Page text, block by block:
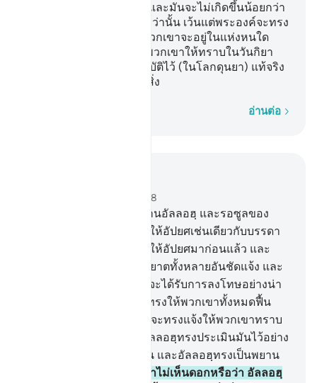
ทรงเป็นที่หกของพวกเขา และมันจะไม่เกิดขึ้นน้อยกว่า
นั้น และจะไม่เกิดขึ้นมากกว่านั้น เว้นแต่พระองค์จะทรง
อยู่ร่วมกับพวกเขา ไม่ว่าพวกเขาจะอยู่ในแห่งหนใด
แล้วพระองค์ก็จะทรงแจ้งพวกเขาให้ทราบในวันกิยา
มะฮฺ ถึงสิ่งที่พวกเขาได้ปฏิบัติไว้ (ในโลกดุนยา) แท้จริง
อัลลอฮฺเป็นผู้ทรงรอบรู้ทุกสิ่ง
อ่านต่อ
บท 58, หน้าหนังสือ 543, จุซ 28
[5] แท้จริงบรรดาผู้ต่อต้านอัลลอฮฺ และรอซูลของ
พระองค์ พวกเขาจะถูกทำให้อัปยศเช่นเดียวกับบรรดา
ก่อนหน้าพวกเขาได้ถูกทำให้อัปยศมาก่อนแล้ว และ
แน่นอน เราได้ประทานอายาตทั้งหลายอันชัดแจ้ง และ
สำหรับพวกปฏิเสธศรัทธาจะได้รับการลงโทษอย่างน่า
[6] วันที่อัลลอฮฺจะทรงให้พวกเขาทั้งหมดฟื้น
คืนชีพขึ้นมา แล้วพระองค์จะทรงแจ้งให้พวกเขาทราบ
ถึงสิ่งที่พวกเขาปฏิบัติไว้ อัลลอฮฺทรงประเมินมันไว้อย่าง
ครบถ้วน แต่พวกเขาลืมมัน และอัลลอฮฺทรงเป็นพยาน
[7] เจ้าไม่เห็นดอกหรือว่า อัลลอฮฺ